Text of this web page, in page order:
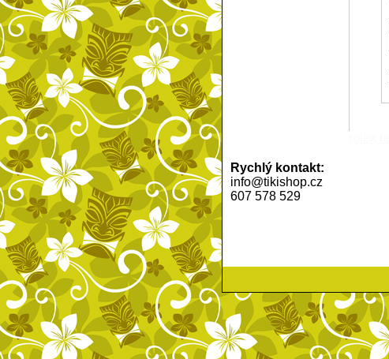
Rychlý kontakt:
info@tikishop.cz
607 578 529